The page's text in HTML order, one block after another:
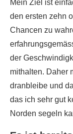
Mein Ziel ist
den ersten zehn
Chancen zu
der
mithalten. Daher
dranbleibe und
das ich sehr gut
Norden segeln